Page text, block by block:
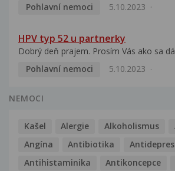
Pohlavní nemoci
5.10.2023
HPV typ 52 u partnerky
Dobrý deň prajem. Prosím Vás ako sa
Pohlavní nemoci
5.10.2023
NEMOCI
Kašel Alergie Alkoholismus
Angína
Antibiotika
Antihistaminika
Antikoncepce